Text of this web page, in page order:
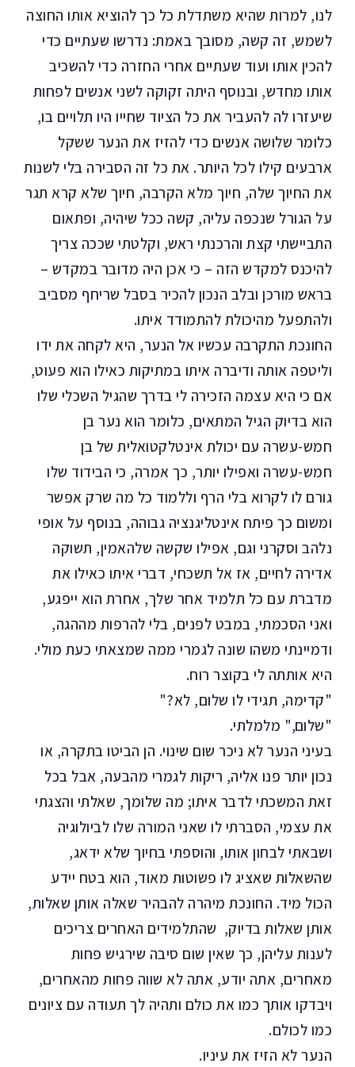
לנו, למרות שהיא משתדלת כל כך להוציא אותו החוצה
לשמש, זה קשה, מסובך באמת: נדרשו שעתיים כדי
להכין אותו ועוד שעתיים אחרי החזרה כדי להשכיב
אותו מחדש, ובנוסף היתה זקוקה לשני אנשים לפחות
שיעזרו לה להעביר את כל הציוד שחייו היו תלויים בו,
כלומר שלושה אנשים כדי להזיז את הנער ששקל
ארבעים קילו לכל היותר. את כל זה הסבירה בלי לשנות
את החיוך שלה, חיוך מלא הקרבה, חיוך שלא קרא תגר
על הגורל שנכפה עליה, קשה ככל שיהיה, ופתאום
התביישתי קצת והרכנתי ראש, וקלטתי שככה צריך
להיכנס למקדש הזה – כי אכן היה מדובר במקדש –
בראש מורכן ובלב הנכון להכיר בסבל שריחף מסביב
ולהתפעל מהיכולת להתמודד איתו.
החונכת התקרבה עכשיו אל הנער, היא לקחה את ידו
וליטפה אותה ודיברה איתו במתיקות כאילו הוא פעוט,
אם כי היא עצמה הזכירה לי בדרך שהגיל השכלי שלו
הוא בדיוק הגיל המתאים, כלומר הוא נער בן
חמש-עשרה עם יכולת אינטלקטואלית של בן
חמש-עשרה ואפילו יותר, כך אמרה, כי הבידוד שלו
גורם לו לקרוא בלי הרף וללמוד כל מה שרק אפשר
ומשום כך פיתח אינטליגנציה גבוהה, בנוסף על אופי
נלהב וסקרני וגם, אפילו שקשה שלהאמין, תשוקה
אדירה לחיים, אז אל תשכחי, דברי איתו כאילו את
מדברת עם כל תלמיד אחר שלך, אחרת הוא ייפגע,
ואני הסכמתי, במבט לפנים, בלי להרפות מההגה,
ודמיינתי משהו שונה לגמרי ממה שמצאתי כעת מולי.
היא אותתה לי בקוצר רוח.
"קדימה, תגידי לו שלום, לא?"
"שלום," מלמלתי.
בעיני הנער לא ניכר שום שינוי. הן הביטו בתקרה, או
נכון יותר פנו אליה, ריקות לגמרי מהבעה, אבל בכל
זאת המשכתי לדבר איתו; מה שלומך, שאלתי והצגתי
את עצמי, הסברתי לו שאני המורה שלו לביולוגיה
ושבאתי לבחון אותו, והוספתי בחיוך שלא ידאג,
שהשאלות שאציג לו פשוטות מאוד, הוא בטח יידע
הכול מיד. החונכת מיהרה להבהיר שאלה אותן שאלות,
אותן שאלות בדיוק, שהתלמידים האחרים צריכים
לענות עליהן, כך שאין שום סיבה שירגיש פחות
מאחרים, אתה יודע, אתה לא שווה פחות מהאחרים,
ויבדקו אותך כמו את כולם ותהיה לך תעודה עם ציונים
כמו לכולם.
הנער לא הזיז את עיניו.